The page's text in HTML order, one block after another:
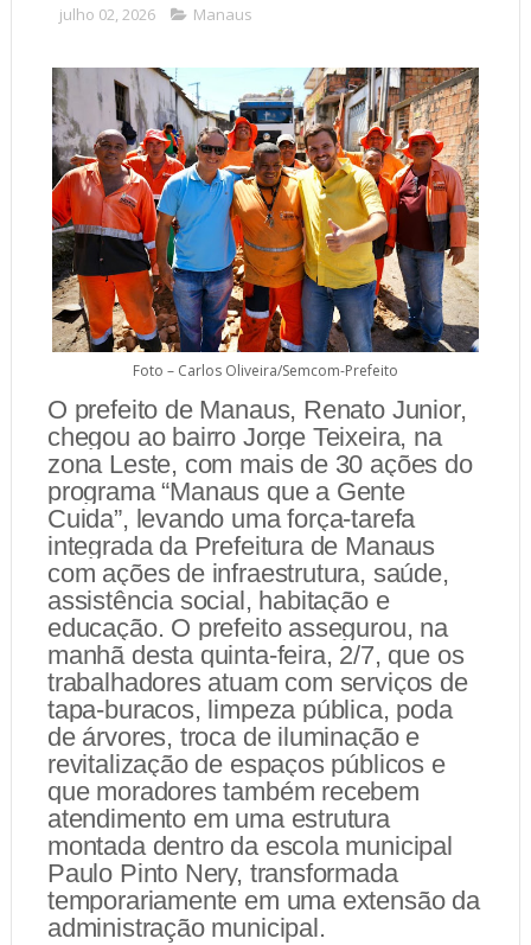
julho 02, 2026 Manaus
Foto – Carlos Oliveira/Semcom-Prefeito
O prefeito de Manaus, Renato Junior,
chegou ao bairro Jorge Teixeira, na
zona Leste, com mais de 30 ações do
programa “Manaus que a Gente
Cuida”, levando uma força-tarefa
integrada da Prefeitura de Manaus
com ações de infraestrutura, saúde,
assistência social, habitação e
educação. O prefeito assegurou, na
manhã desta quinta-feira, 2/7, que os
trabalhadores atuam com serviços de
tapa-buracos, limpeza pública, poda
de árvores, troca de iluminação e
revitalização de espaços públicos e
que moradores também recebem
atendimento em uma estrutura
montada dentro da escola municipal
Paulo Pinto Nery, transformada
temporariamente em uma extensão da
administração municipal.